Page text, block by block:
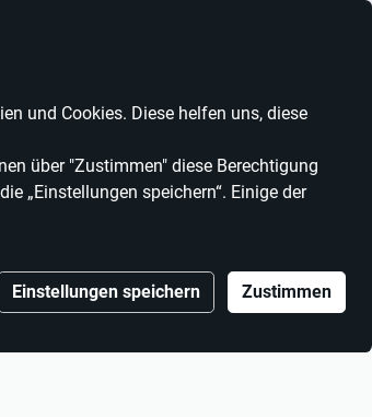
und Cookies. Diese helfen uns, diese
über "Zustimmen" diese Berechtigung
„Einstellungen speichern“. Einige der
Einstellungen speichern Zustimmen